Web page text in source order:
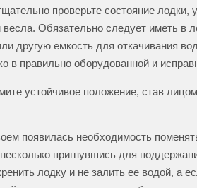
проверьте состояние лодки,
весла. Обязательно следует иметь в
другую емкость для откачивания
в правильно оборудованной и
устойчивое положение, став
появилась необходимость
пригнувшись для
лодку и не залить ее водой, а